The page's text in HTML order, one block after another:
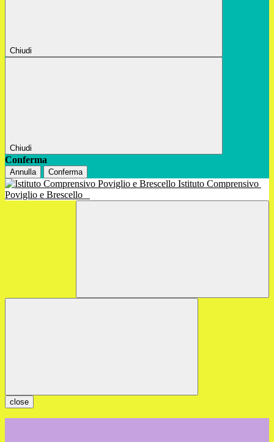
Chiudi
Chiudi
Conferma
Annulla Conferma
Istituto Comprensivo
Poviglio e Brescello
close